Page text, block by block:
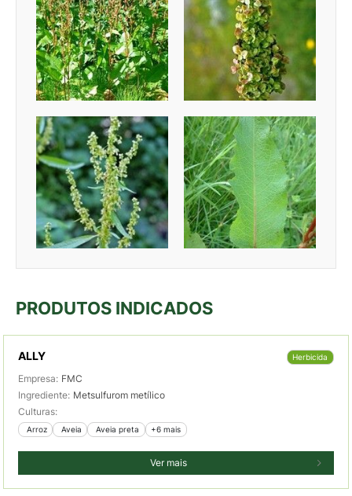
PRODUTOS INDICADOS
ALLY Herbicida
Empresa: FMC
Ingrediente: Metsulfurom metílico
Culturas:
Arroz Aveia Aveia preta +6 mais
Ver mais